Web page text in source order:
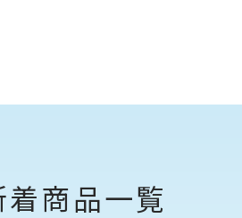
着商品一覧